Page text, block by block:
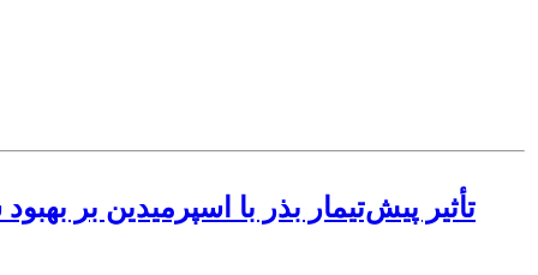
تأثیر پیش‌تیمار بذر با اسپرمیدین بر